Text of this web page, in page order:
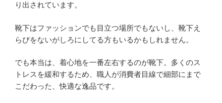
り出されています。
靴下はファッションでも目立つ場所でもないし、靴下え
らびをないがしろにしてる方もいるかもしれません。
でも本当は、着心地を一番左右するのが靴下。多くのス
トレスを緩和するため、職人が消費者目線で細部にまで
こだわった、快適な逸品です。